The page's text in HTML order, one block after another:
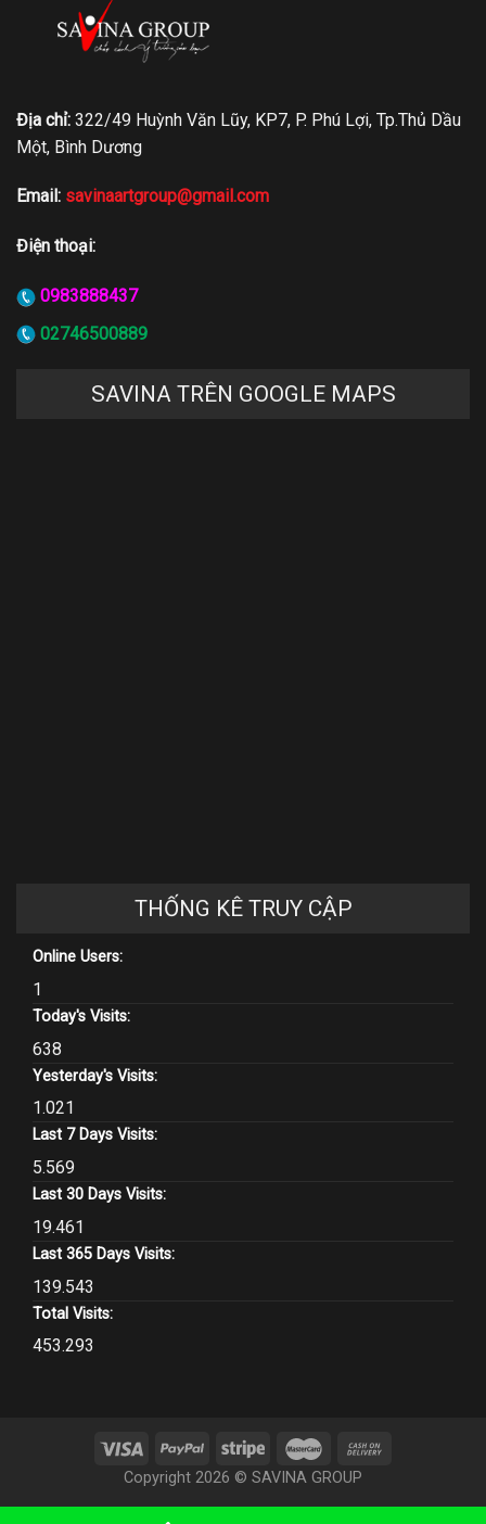
Địa chỉ: 322/49 Huỳnh Văn Lũy, KP7, P. Phú Lợi, Tp.Thủ Dầu
Một, Bình Dương
Email: savinaartgroup@gmail.com
Điện thoại:
0983888437
02746500889
SAVINA TRÊN GOOGLE MAPS
THỐNG KÊ TRUY CẬP
Online Users:
1
Today's Visits:
638
Yesterday's Visits:
1.021
Last 7 Days Visits:
5.569
Last 30 Days Visits:
19.461
Last 365 Days Visits:
139.543
Total Visits:
453.293
Copyright 2026 © SAVINA GROUP